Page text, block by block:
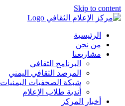
Skip to content
الرئيسية
من نحن
مشاريعنا
البرنامج الثقافي
المرصد الثقافي اليمني
شبكة الصحفيات اليمنيات
أندية طلاب الإعلام
أخبار المركز